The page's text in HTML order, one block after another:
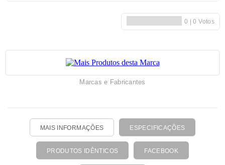
Marcas e Fabricantes
MAIS INFORMAÇÕES ESPECIFICAÇÕES
PRODUTOS IDÊNTICOS FACEBOOK